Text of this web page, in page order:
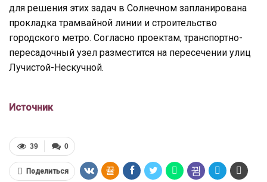
для решения этих задач в Солнечном запланирована
прокладка трамвайной линии и строительство
городского метро. Согласно проектам, транспортно-
пересадочный узел разместится на пересечении улиц
Лучистой-Нескучной.
Источник
0
39
Поделиться